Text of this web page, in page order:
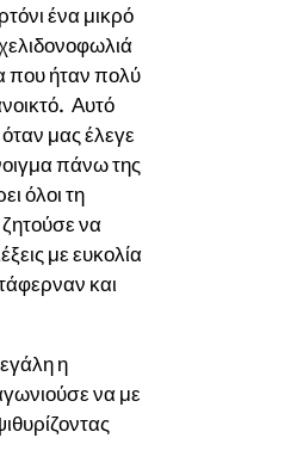
ένα μικρό
που ήταν πολύ
Αυτό
μας έλεγε
πάνω της
όλοι τη
να
με ευκολία
και
η
να με